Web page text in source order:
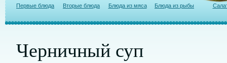
Первые блюда Вторые блюда Блюда из мяса Блюда из рыбы
Черничный суп